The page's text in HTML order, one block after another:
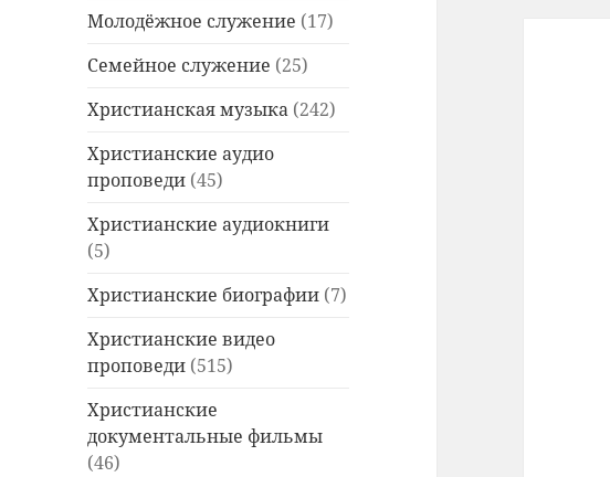
Молодёжное служение (17)
Семейное служение (25)
Христианская музыка (242)
Христианские аудио
проповеди (45)
Христианские аудиокниги
(5)
Христианские биографии (7)
Христианские видео
проповеди (515)
Христианские
документальные фильмы
(46)